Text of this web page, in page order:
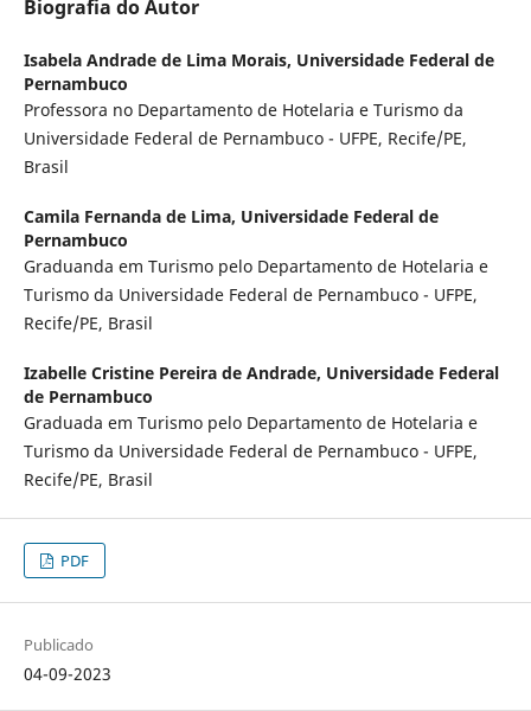
Biografia do Autor
Isabela Andrade de Lima Morais, Universidade Federal de
Pernambuco
Professora no Departamento de Hotelaria e Turismo da
Universidade Federal de Pernambuco - UFPE, Recife/PE,
Brasil
Camila Fernanda de Lima, Universidade Federal de
Pernambuco
Graduanda em Turismo pelo Departamento de Hotelaria e
Turismo da Universidade Federal de Pernambuco - UFPE,
Recife/PE, Brasil
Izabelle Cristine Pereira de Andrade, Universidade Federal
de Pernambuco
Graduada em Turismo pelo Departamento de Hotelaria e
Turismo da Universidade Federal de Pernambuco - UFPE,
Recife/PE, Brasil
PDF
Publicado
04-09-2023